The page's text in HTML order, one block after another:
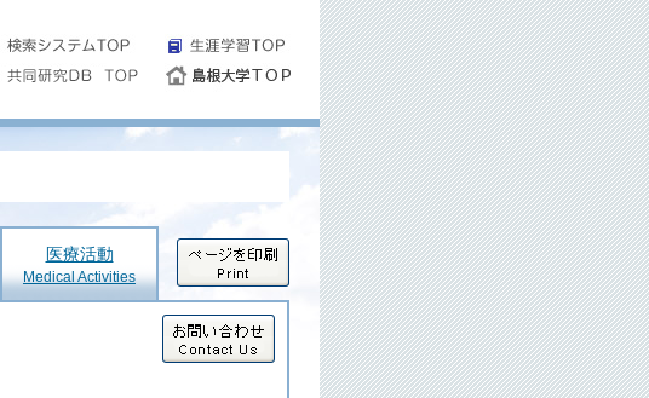
医療活動
Medical Activities